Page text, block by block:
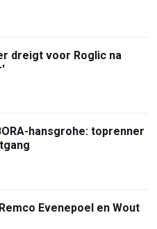
dreigt voor Roglic na
hansgrohe: toprenner
Evenepoel en Wout